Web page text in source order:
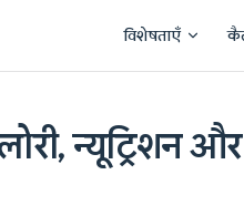
विशेषताएँ
न्यूट्रिशन